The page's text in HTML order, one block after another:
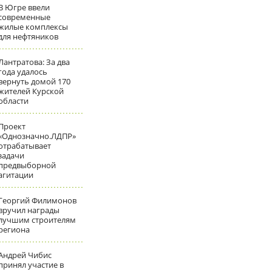
Югре ввели
комплексы
нефтяников
За два
удалось
домой 170
Курской
Филимонов
награды
строителям
Чибис
участие в